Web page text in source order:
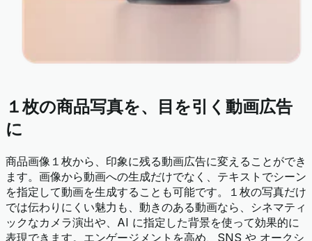
１枚の商品写真を、目を引く動画広告
に
商品画像１枚から、印象に残る動画広告に変えることができ
ます。画像から動画への生成だけでなく、テキストでシーン
を指定して動画を生成することも可能です。１枚の写真だけ
では伝わりにくい魅力も、動きのある動画なら、シネマティ
ックなカメラ演出や、AI に指定した背景を使って効果的に
表現できます。エンゲージメントを高め、SNS や オークシ